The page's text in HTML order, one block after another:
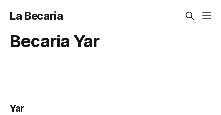
La Becaria
Becaria Yar
Yar